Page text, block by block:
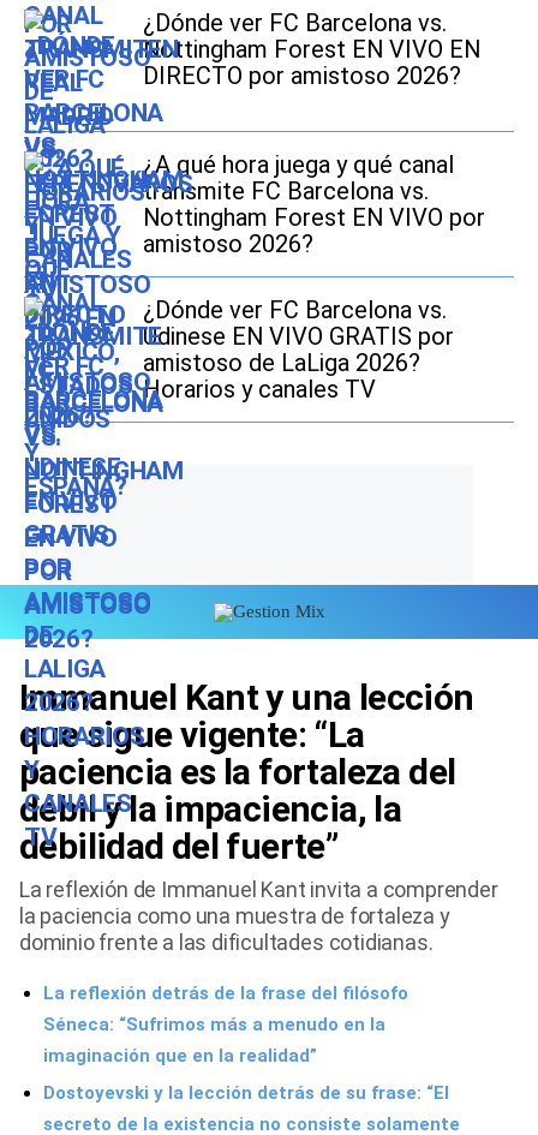
¿Dónde ver FC Barcelona vs.
Nottingham Forest EN VIVO EN
DIRECTO por amistoso 2026?
¿A qué hora juega y qué canal
transmite FC Barcelona vs.
Nottingham Forest EN VIVO por
amistoso 2026?
¿Dónde ver FC Barcelona vs.
Udinese EN VIVO GRATIS por
amistoso de LaLiga 2026?
Horarios y canales TV